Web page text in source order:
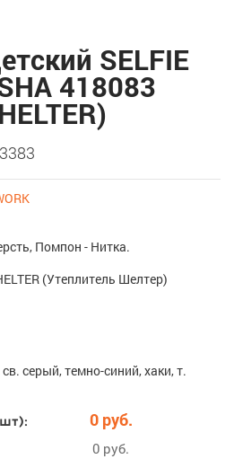
SELFIE
418083
Помпон - Нитка.
(Утеплитель Шелтер)
серый, темно-синий, хаки, т.
0 руб.
0 руб.